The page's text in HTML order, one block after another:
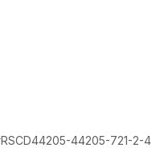
44205-721-2-4